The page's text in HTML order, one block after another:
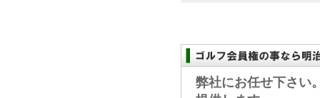
弊社にお任せ下さい